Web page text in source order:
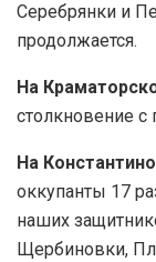
Серебрянки и
продолжается.
На
столкновение с
На
оккупанты 17
наших
Щербиновки,